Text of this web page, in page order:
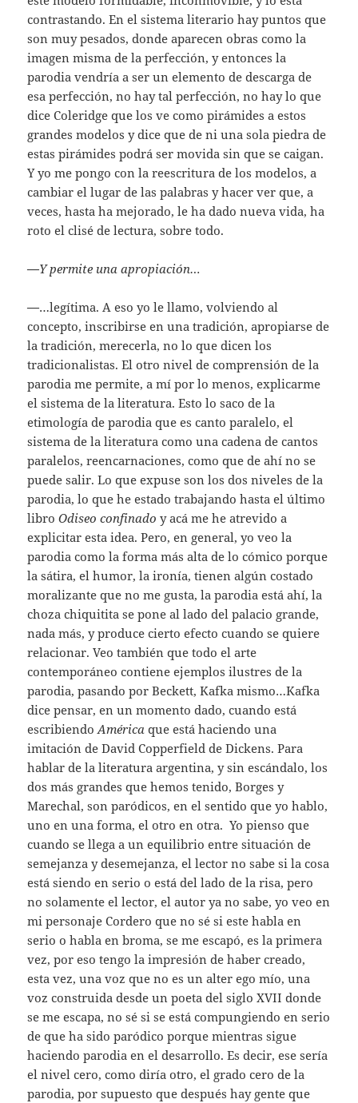
contrastando. En el sistema literario hay puntos que
son muy pesados, donde aparecen obras como la
imagen misma de la perfección, y entonces la
parodia vendría a ser un elemento de descarga de
esa perfección, no hay tal perfección, no hay lo que
dice Coleridge que los ve como pirámides a estos
grandes modelos y dice que de ni una sola piedra de
estas pirámides podrá ser movida sin que se caigan.
Y yo me pongo con la reescritura de los modelos, a
cambiar el lugar de las palabras y hacer ver que, a
veces, hasta ha mejorado, le ha dado nueva vida, ha
roto el clisé de lectura, sobre todo.
—Y permite una apropiación…
—…legítima. A eso yo le llamo, volviendo al
concepto, inscribirse en una tradición, apropiarse de
la tradición, merecerla, no lo que dicen los
tradicionalistas. El otro nivel de comprensión de la
parodia me permite, a mí por lo menos, explicarme
el sistema de la literatura. Esto lo saco de la
etimología de parodia que es canto paralelo, el
sistema de la literatura como una cadena de cantos
paralelos, reencarnaciones, como que de ahí no se
puede salir. Lo que expuse son los dos niveles de la
parodia, lo que he estado trabajando hasta el último
libroOdiseo confinado y acá me he atrevido a
explicitar esta idea. Pero, en general, yo veo la
parodia como la forma más alta de lo cómico porque
la sátira, el humor, la ironía, tienen algún costado
moralizante que no me gusta, la parodia está ahí, la
choza chiquitita se pone al lado del palacio grande,
nada más, y produce cierto efecto cuando se quiere
relacionar. Veo también que todo el arte
contemporáneo contiene ejemplos ilustres de la
parodia, pasando por Beckett, Kafka mismo…Kafka
dice pensar, en un momento dado, cuando está
escribiendoAmérica que está haciendo una
imitación de David Copperfield de Dickens. Para
hablar de la literatura argentina, y sin escándalo, los
dos más grandes que hemos tenido, Borges y
Marechal, son paródicos, en el sentido que yo hablo,
uno en una forma, el otro en otra. Yo pienso que
cuando se llega a un equilibrio entre situación de
semejanza y desemejanza, el lector no sabe si la cosa
está siendo en serio o está del lado de la risa, pero
no solamente el lector, el autor ya no sabe, yo veo en
mi personaje Cordero que no sé si este habla en
serio o habla en broma, se me escapó, es la primera
vez, por eso tengo la impresión de haber creado,
esta vez, una voz que no es un alter ego mío, una
voz construida desde un poeta del siglo XVII donde
se me escapa, no sé si se está compungiendo en serio
de que ha sido paródico porque mientras sigue
haciendo parodia en el desarrollo. Es decir, ese sería
el nivel cero, como diría otro, el grado cero de la
parodia, por supuesto que después hay gente que